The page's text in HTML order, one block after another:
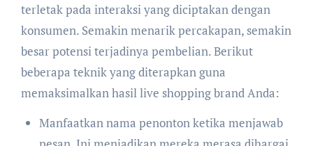
terletak pada interaksi yang diciptakan dengan
konsumen. Semakin menarik percakapan, semakin
besar potensi terjadinya pembelian. Berikut
beberapa teknik yang diterapkan guna
memaksimalkan hasil live shopping brand Anda:
Manfaatkan nama penonton ketika menjawab